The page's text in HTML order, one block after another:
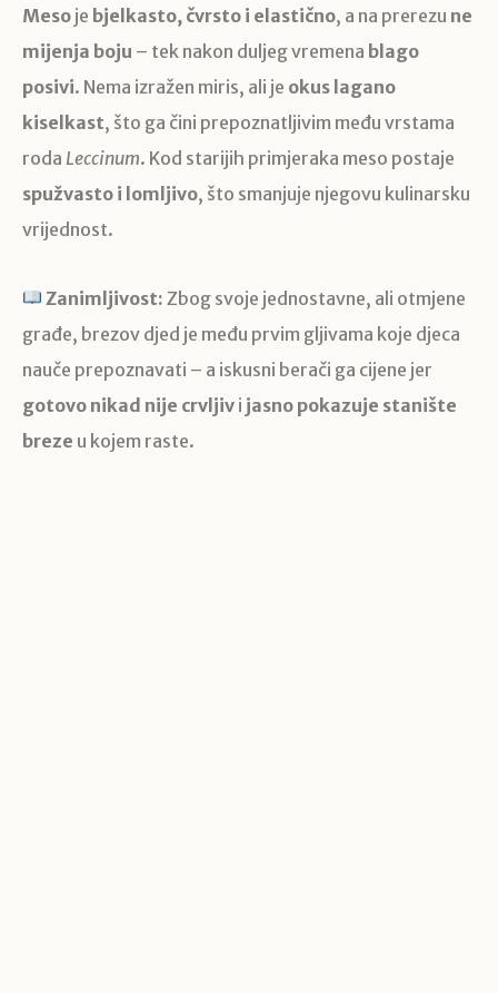
Meso je bjelkasto, čvrsto i elastično, a na prerezu ne
mijenja boju – tek nakon duljeg vremena blago
posivi. Nema izražen miris, ali je okus lagano
kiselkast, što ga čini prepoznatljivim među vrstama
roda Leccinum. Kod starijih primjeraka meso postaje
spužvasto i lomljivo, što smanjuje njegovu kulinarsku
vrijednost.
Zanimljivost: Zbog svoje jednostavne, ali otmjene
građe, brezov djed je među prvim gljivama koje djeca
nauče prepoznavati – a iskusni berači ga cijene jer
gotovo nikad nije crvljiv i jasno pokazuje stanište
breze u kojem raste.